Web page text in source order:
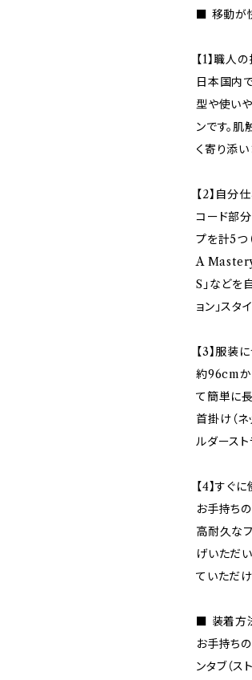
■ 移動が
【1】職人
日本国内
型や使い
ンです。
く寄り添い
【2】自分
コード部
プを計5つ
A Mastery
S」などを
ョン」スタ
【3】服装
約96cmか
て簡単に
首掛け（ネ
ルダースト
【4】すぐ
お手持ち
高耐久な
げいただ
ていただけ
■ 装着方
お手持ち
ンタブ（ス